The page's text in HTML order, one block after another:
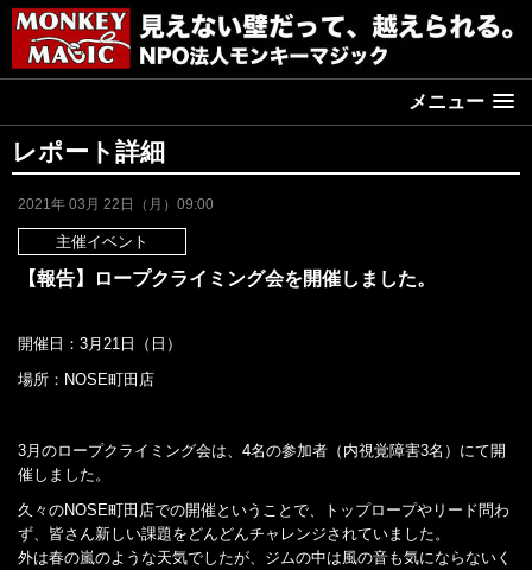
メニュー
レポート詳細
2021年 03月 22日（月）09:00
主催イベント
【報告】ロープクライミング会を開催しました。
開催日：3月21日（日）
場所：NOSE町田店
3月のロープクライミング会は、4名の参加者（内視覚障害3名）にて開
催しました。
久々のNOSE町田店での開催ということで、トップロープやリード問わ
ず、皆さん新しい課題をどんどんチャレンジされていました。
外は春の嵐のような天気でしたが、ジムの中は風の音も気にならないく